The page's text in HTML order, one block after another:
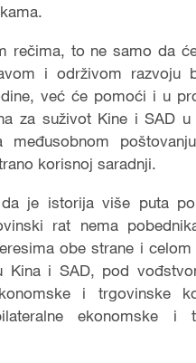
rečima, to ne samo da
i održivom razvoju
već će pomoći i u
za suživot Kine i SAD
međusobnom
korisnoj saradnji.
je istorija više puta
rat nema
obe strane i
Kina i SAD, pod
i trgovinske
ekonomske i